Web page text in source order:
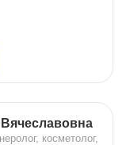
косметолог,